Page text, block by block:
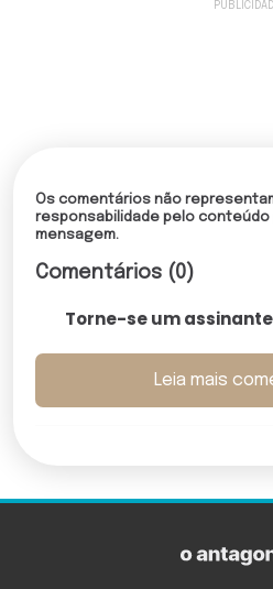
Os comentários não
responsabilidade pelo
mensagem.
Comentários (0)
Torne-se um
Leia mais